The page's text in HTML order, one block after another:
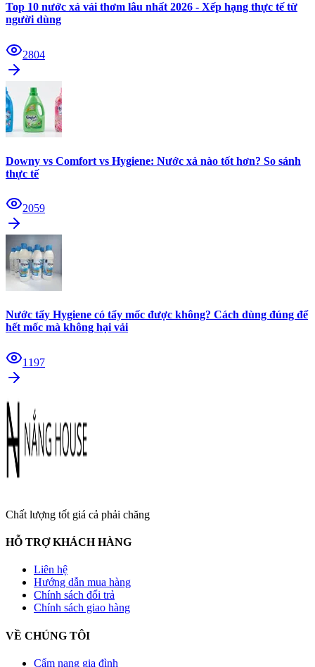
Top 10 nước xả vải thơm lâu nhất 2026 - Xếp hạng thực tế từ
người dùng
2804
Downy vs Comfort vs Hygiene: Nước xả nào tốt hơn? So sánh
thực tế
2059
Nước tẩy Hygiene có tẩy mốc được không? Cách dùng đúng để
hết mốc mà không hại vải
1197
Chất lượng tốt giá cả phải chăng
HỖ TRỢ KHÁCH HÀNG
Liên hệ
Hướng dẫn mua hàng
Chính sách đổi trả
Chính sách giao hàng
VỀ CHÚNG TÔI
Cẩm nang gia đình